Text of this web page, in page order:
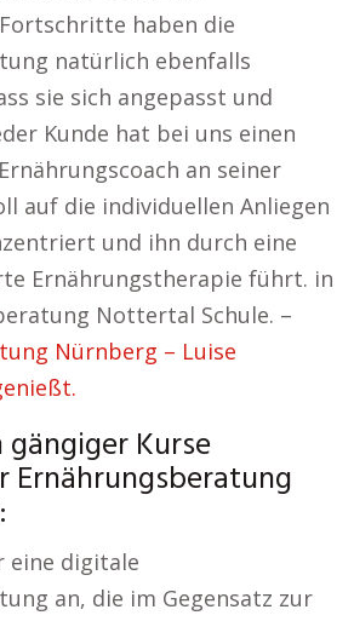
haben die
natürlich ebenfalls
sie sich angepasst und
Kunde hat bei uns einen
an seiner
auf die individuellen Anliegen
und ihn durch eine
Ernährungstherapie führt. in
Nottertal Schule. –
Nürnberg – Luise
Kurse
Ernährungsberatung
eine digitale
an, die im Gegensatz zur